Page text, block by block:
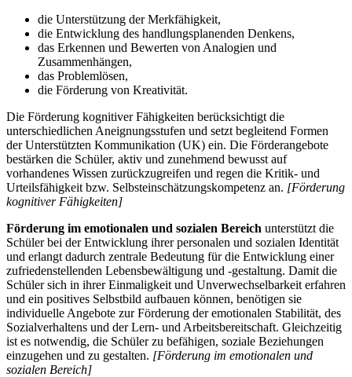
die Unterstützung der Merkfähigkeit,
die Entwicklung des handlungsplanenden Denkens,
das Erkennen und Bewerten von Analogien und
Zusammenhängen,
das Problemlösen,
die Förderung von Kreativität.
Die Förderung kognitiver Fähigkeiten berücksichtigt die
unterschiedlichen Aneignungsstufen und setzt begleitend Formen
der Unterstützten Kommunikation (UK) ein. Die Förderangebote
bestärken die Schüler, aktiv und zunehmend bewusst auf
vorhandenes Wissen zurückzugreifen und regen die Kritik- und
Urteilsfähigkeit bzw. Selbsteinschätzungskompetenz an. [Förderung
kognitiver Fähigkeiten]
Förderung im emotionalen und sozialen Bereich unterstützt die
Schüler bei der Entwicklung ihrer personalen und sozialen Identität
und erlangt dadurch zentrale Bedeutung für die Entwicklung einer
zufriedenstellenden Lebensbewältigung und -gestaltung. Damit die
Schüler sich in ihrer Einmaligkeit und Unverwechselbarkeit erfahren
und ein positives Selbstbild aufbauen können, benötigen sie
individuelle Angebote zur Förderung der emotionalen Stabilität, des
Sozialverhaltens und der Lern- und Arbeitsbereitschaft. Gleichzeitig
ist es notwendig, die Schüler zu befähigen, soziale Beziehungen
einzugehen und zu gestalten. [Förderung im emotionalen und
sozialen Bereich]